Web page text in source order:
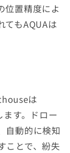
位置精度によ
てもAQUAは
は
す。ドロー
自動的に検知
ことで、紛失